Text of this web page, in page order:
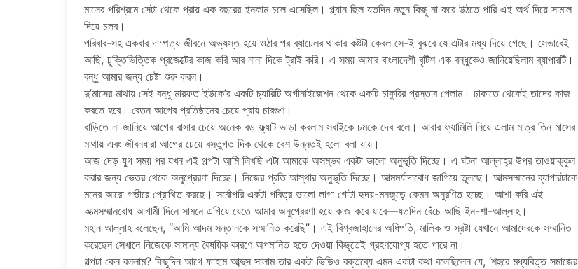
মাসের পরিশ্রমে সেটা থেকে প্রায় এক বছরের ইনকাম চলে এসেছিল। প্ল্যান ছিল যতদিন নতুন কিছু না করে উঠতে পারি এই অর্থ দিয়ে সামাল
দিয়ে চলব।
পরিবার-সহ একবার দাম্পত্য জীবনে অভ্যস্ত হয়ে ওঠার পর ব্যাচেলর থাকার কষ্টটা কেবল সে-ই বুঝবে যে এটার মধ্য দিয়ে গেছে। সেভাবেই
আছি, চুক্তিভিত্তিক প্রজেক্টের কাজ করি আর নানা দিকে ট্রাই করি। এ সময় আমার বাংলাদেশী বৃটিশ এক বন্ধুকেও জানিয়েছিলাম ব্যাপারটি।
বন্ধু আমার জন্য চেষ্টা শুরু করল।
দু’মাসের মাথায় সেই বন্ধু মারফত ইউকে’র একটি চ্যারিটি অর্গানাইজেশন থেকে একটি চাকুরির প্রস্তাব পেলাম। ঢাকাতে থেকেই তাদের কাজ
করতে হবে। বেতন আগের প্রতিষ্ঠানের চেয়ে প্রায় চারগুণ।
বাড়িতে না জানিয়ে আগের বাসার চেয়ে অনেক বড় ফ্ল্যাট ভাড়া করলাম সবাইকে চমকে দেব বলে। আবার ফ্যামিলি নিয়ে এলাম মাত্র তিন মাসের
মাথায় এবং জীবনধারা আগের চেয়ে বস্তুগত দিক থেকে বেশ উন্নতই হলো বলা যায়।
আজ দেড় যুগ সময় পর যখন এই গল্পটা আমি লিখছি এটা আমাকে অসম্ভব একটা ভালো অনুভূতি দিচ্ছে। এ ঘটনা আল্লাহ্র উপর তাওয়াক্কুল
করার জন্য ভেতর থেকে অনুপ্রেরণা দিচ্ছে। নিজের প্রতি আস্থার অনুভূতি দিচ্ছে। আত্মমর্যাদাবোধ জাগিয়ে তুলছে। আত্মসম্মানের ব্যাপারটাকে
মনের আরো গভীরে প্রোথিত করছে। সর্বোপরি একটা পবিত্র ভালো লাগা গোটা হৃদয়-মনজুড়ে কেমন অনুরণিত হচ্ছে। আশা করি এই
আত্মসম্মানবোধ আগামী দিনে সামনে এগিয়ে যেতে আমার অনুপ্রেরণা হয়ে কাজ করে যাবে—যতদিন বেঁচে আছি ইন-শা-আল্লাহ।
মহান আল্লাহ বলেছেন, “আমি আদম সন্তানকে সম্মানিত করেছি”। এই বিশ্বজাহানের অধিপতি, মালিক ও স্রষ্টা যেখানে আমাদেরকে সম্মানিত
করেছেন সেখানে নিজেকে সামান্য বৈষয়িক কারণে অপমানিত হতে দেওয়া কিছুতেই গ্রহণযোগ্য হতে পারে না।
গল্পটা কেন বললাম? কিছুদিন আগে ফাহাম আব্দুস সালাম তার একটা ভিডিও বক্তব্যে এমন একটা কথা বলেছিলেন যে, ‘শহুরে মধ্যবিত্ত সমাজের